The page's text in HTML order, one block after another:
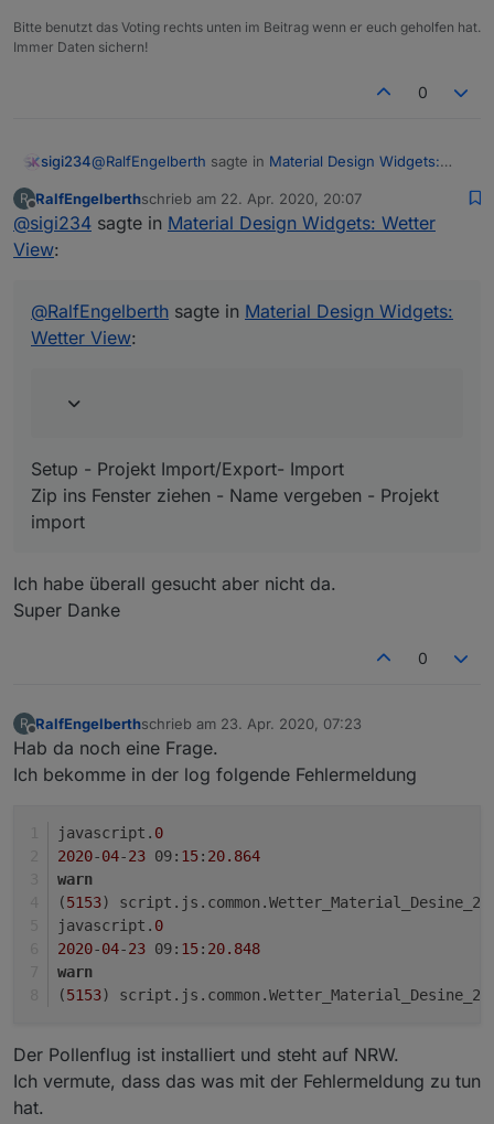
Bitte benutzt das Voting rechts unten im Beitrag wenn er euch geholfen hat.
Immer Daten sichern!
0
sigi234@RalfEngelberth sagte in Material Design Widgets:
Wie bekomme ich denn das Beispielprojekt in VIS
import
R
Offline
RalfEngelberthschrieb am 22. Apr. 2020, 20:07
zuletzt editiert von
@sigi234 sagte in Material Design Widgets: Wetter
View:
@RalfEngelberth sagte in Material Design Widgets:
Wetter View:
Setup - Projekt Import/Export- Import
Zip ins Fenster ziehen - Name vergeben - Projekt
import
Ich habe überall gesucht aber nicht da.
Super Danke
0
R
Offline
RalfEngelberthschrieb am 23. Apr. 2020, 07:23
zuletzt editiert von
Hab da noch eine Frage.
Ich bekomme in der log folgende Fehlermeldung
javascript. 0
2020-04-23 09: 15: 20.864
warn
(5153)
javascript. 0
2020-04-23 09: 15: 20.848
warn
(5153)
Der Pollenflug ist installiert und steht auf NRW.
Ich vermute, dass das was mit der Fehlermeldung zu tun
hat.